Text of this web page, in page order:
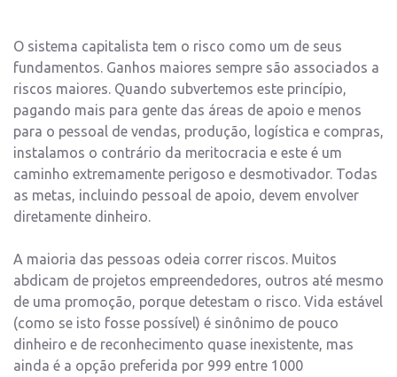
O sistema capitalista tem o risco como um de seus
fundamentos. Ganhos maiores sempre são associados a
riscos maiores. Quando subvertemos este princípio,
pagando mais para gente das áreas de apoio e menos
para o pessoal de vendas, produção, logística e compras,
instalamos o contrário da meritocracia e este é um
caminho extremamente perigoso e desmotivador. Todas
as metas, incluindo pessoal de apoio, devem envolver
diretamente dinheiro.
A maioria das pessoas odeia correr riscos. Muitos
abdicam de projetos empreendedores, outros até mesmo
de uma promoção, porque detestam o risco. Vida estável
(como se isto fosse possível) é sinônimo de pouco
dinheiro e de reconhecimento quase inexistente, mas
ainda é a opção preferida por 999 entre 1000